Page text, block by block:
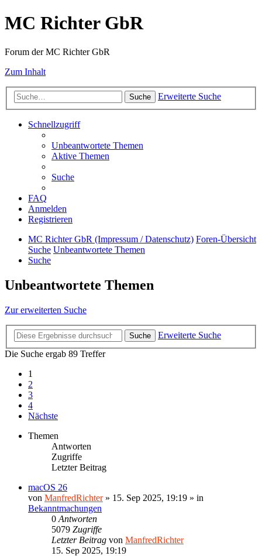
MC Richter GbR
Forum der MC Richter GbR
Zum Inhalt
Suche Erweiterte Suche
Schnellzugriff
Unbeantwortete Themen
Aktive Themen
Suche
FAQ
Anmelden
Registrieren
MC Richter GbR (Impressum / Datenschutz) Foren-Übersicht
Suche Unbeantwortete Themen
Suche
Unbeantwortete Themen
Zur erweiterten Suche
Suche
Erweiterte Suche
Die Suche ergab 89 Treffer
1
2
3
4
Nächste
Themen
Antworten
Zugriffe
Letzter Beitrag
macOS 26
von ManfredRichter» 15. Sep 2025, 19:19 » in
Bekanntmachungen
0 Antworten
5079 Zugriffe
Letzter Beitrag von ManfredRichter
15. Sep 2025, 19:19